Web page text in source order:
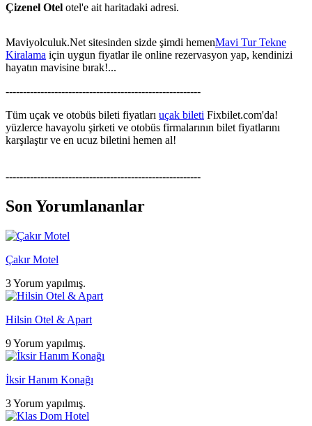
Çizenel Otel otel'e ait haritadaki adresi.
This page can't load Google Maps correctly.
Maviyolculuk.Net sitesinden sizde şimdi hemenMavi Tur Tekne
Kiralama için uygun fiyatlar ile online rezervasyon yap, kendinizi
hayatın mavisine bırak!...
--------------------------------------------------------
Tüm uçak ve otobüs bileti fiyatları uçak bileti Fixbilet.com'da!
yüzlerce havayolu şirketi ve otobüs firmalarının bilet fiyatlarını
karşılaştır ve en ucuz biletini hemen al!
--------------------------------------------------------
Son Yorumlananlar
Çakır Motel
3 Yorum yapılmış.
Hilsin Otel & Apart
9 Yorum yapılmış.
İksir Hanım Konağı
3 Yorum yapılmış.